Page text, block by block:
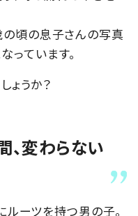
頃の息子さんの写真
ています。
ょうか？
、変わらない
ルーツを持つ男の子。